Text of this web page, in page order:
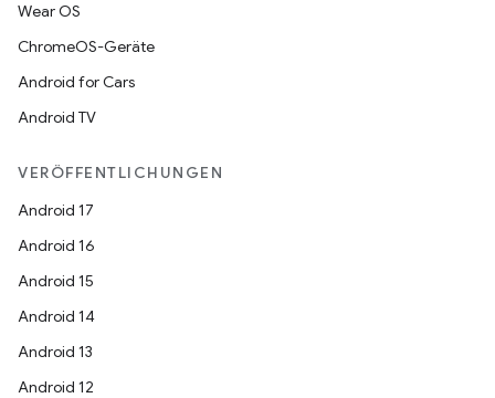
Wear OS
ChromeOS-Geräte
Android for Cars
Android TV
VERÖFFENTLICHUNGEN
Android 17
Android 16
Android 15
Android 14
Android 13
Android 12